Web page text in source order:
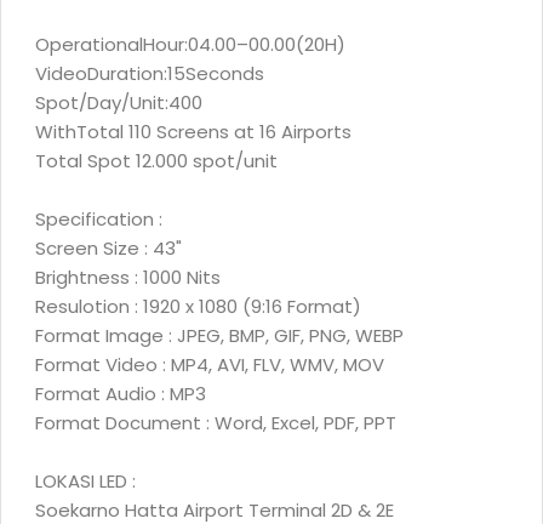
OperationalHour:04.00–00.00(20H)
VideoDuration:15Seconds
Spot/Day/Unit:400
WithTotal 110 Screens at 16 Airports
Total Spot 12.000 spot/unit
Specification :
Screen Size : 43"
Brightness : 1000 Nits
Resulotion : 1920 x 1080 (9:16 Format)
Format Image : JPEG, BMP, GIF, PNG, WEBP
Format Video : MP4, AVI, FLV, WMV, MOV
Format Audio : MP3
Format Document : Word, Excel, PDF, PPT
LOKASI LED :
Soekarno Hatta Airport Terminal 2D & 2E